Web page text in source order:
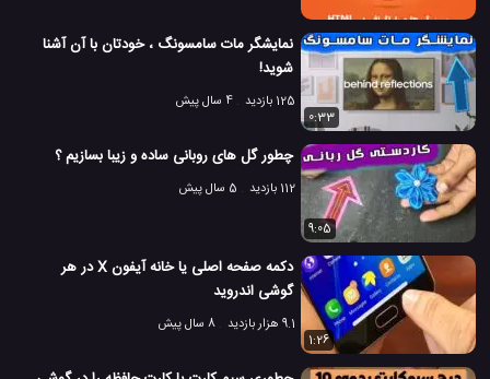
نمایشگر مات سامسونگ ، خودتان با آن آشنا
شوید!
125 بازدید
4 سال پیش
0:33
چطور گل های روبانی ساده و زیبا بسازیم ؟
112 بازدید 5 سال پیش
9:05
دکمه صفحه اصلی یا خانه آیفون X در هر
گوشی اندروید
9.1 هزار بازدید
8 سال پیش
1:26